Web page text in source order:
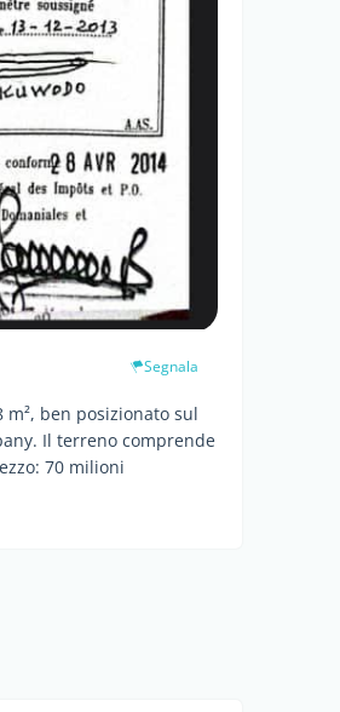
Segnala
m², ben posizionato sul
Il terreno comprende
70 milioni